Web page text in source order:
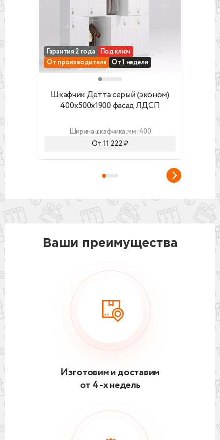
- усиленная задняя стенка (вставляется в пазы)
- увеличенная глубина шкафчика
Шкафчик Детта серый (эконом)
От производителя От 1 недели
Гарантия 2 года Под ключ
Шкафчик Детта серый (эконом)
400x500x1900 фасад ЛДСП
Ширина шкафчика, мм: 400
От 11 222 ₽
От
Ваши преимущества
Изготовим и доставим
от 4 -х недель